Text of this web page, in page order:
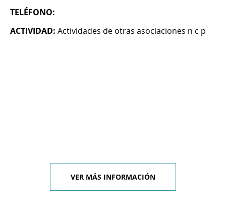
TELÉFONO:
ACTIVIDAD: Actividades de otras asociaciones n c p
VER MÁS INFORMACIÓN